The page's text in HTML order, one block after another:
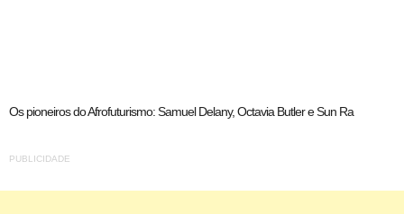
Os pioneiros do Afrofuturismo: Samuel Delany, Octavia Butler e Sun Ra
PUBLICIDADE